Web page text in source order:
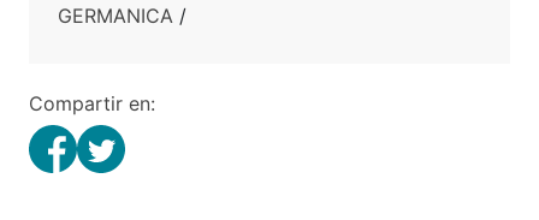
GERMANICA /
Compartir en: